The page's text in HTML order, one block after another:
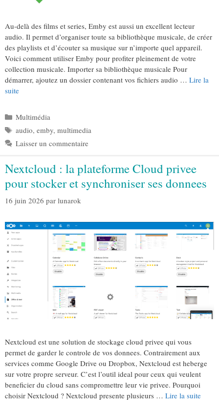
Au-delà des films et series, Emby est aussi un excellent lecteur
audio. Il permet d’organiser toute sa bibliothèque musicale, de créer
des playlists et d’écouter sa musique sur n’importe quel appareil.
Voici comment utiliser Emby pour profiter pleinement de votre
collection musicale. Importer sa bibliothèque musicale Pour
démarrer, ajoutez un dossier contenant vos fichiers audio … Lire la
suite
Catégories
Multimédia
Étiquettes
audio, emby, multimedia
Laisser un commentaire
Nextcloud : la plateforme Cloud privee
pour stocker et synchroniser ses donnees
16 juin 2026 par lunarok
Nextcloud est une solution de stockage cloud privee qui vous
permet de garder le controle de vos donnees. Contrairement aux
services comme Google Drive ou Dropbox, Nextcloud est heberge
sur votre propre serveur. C’est l’outil ideal pour ceux qui veulent
beneficier du cloud sans compromettre leur vie privee. Pourquoi
choisir Nextcloud ? Nextcloud presente plusieurs … Lire la suite